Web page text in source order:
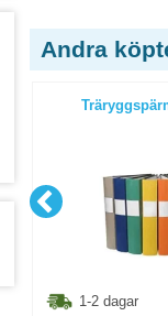
Andra
1-2 dagar